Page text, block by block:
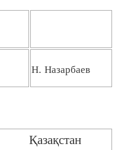
Н. Назарбаев
Қазақстан